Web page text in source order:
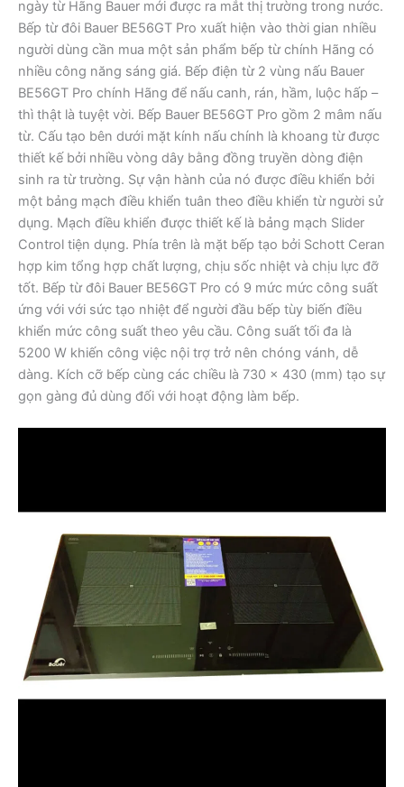
ngày từ Hãng Bauer mới được ra mắt thị trường trong nước.
Bếp từ đôi Bauer BE56GT Pro xuất hiện vào thời gian nhiều
người dùng cần mua một sản phẩm bếp từ chính Hãng có
nhiều công năng sáng giá. Bếp điện từ 2 vùng nấu Bauer
BE56GT Pro chính Hãng để nấu canh, rán, hầm, luộc hấp –
thì thật là tuyệt vời. Bếp Bauer BE56GT Pro gồm 2 mâm nấu
từ. Cấu tạo bên dưới mặt kính nấu chính là khoang từ được
thiết kế bởi nhiều vòng dây bằng đồng truyền dòng điện
sinh ra từ trường. Sự vận hành của nó được điều khiển bởi
một bảng mạch điều khiển tuân theo điều khiển từ người sử
dụng. Mạch điều khiển được thiết kế là bảng mạch Slider
Control tiện dụng. Phía trên là mặt bếp tạo bởi Schott Ceran
hợp kim tổng hợp chất lượng, chịu sốc nhiệt và chịu lực đỡ
tốt. Bếp từ đôi Bauer BE56GT Pro có 9 mức mức công suất
ứng với với sức tạo nhiệt để người đầu bếp tùy biến điều
khiển mức công suất theo yêu cầu. Công suất tối đa là
5200 W khiến công việc nội trợ trở nên chóng vánh, dễ
dàng. Kích cỡ bếp cùng các chiều là 730 x 430 (mm) tạo sự
gọn gàng đủ dùng đối với hoạt động làm bếp.